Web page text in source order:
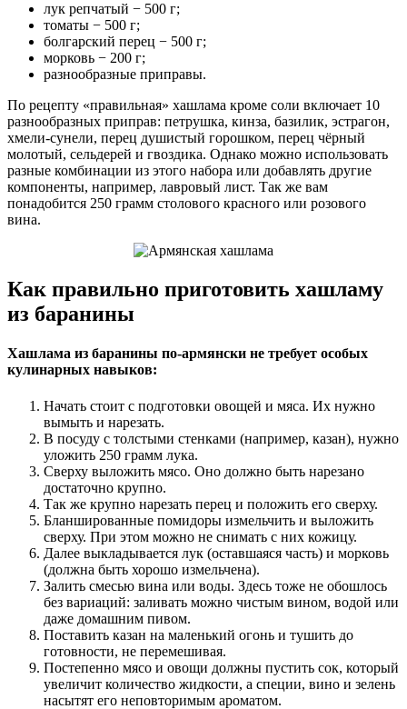
лук репчатый − 500 г;
томаты − 500 г;
болгарский перец − 500 г;
морковь − 200 г;
разнообразные приправы.
По рецепту «правильная» хашлама кроме соли включает 10
разнообразных приправ: петрушка, кинза, базилик, эстрагон,
хмели-сунели, перец душистый горошком, перец чёрный
молотый, сельдерей и гвоздика. Однако можно использовать
разные комбинации из этого набора или добавлять другие
компоненты, например, лавровый лист. Так же вам
понадобится 250 грамм столового красного или розового
вина.
Как правильно приготовить хашламу
из баранины
Хашлама из баранины по-армянски не требует особых
кулинарных навыков:
Начать стоит с подготовки овощей и мяса. Их нужно
вымыть и нарезать.
В посуду с толстыми стенками (например, казан), нужно
уложить 250 грамм лука.
Сверху выложить мясо. Оно должно быть нарезано
достаточно крупно.
Так же крупно нарезать перец и положить его сверху.
Бланшированные помидоры измельчить и выложить
сверху. При этом можно не снимать с них кожицу.
Далее выкладывается лук (оставшаяся часть) и морковь
(должна быть хорошо измельчена).
Залить смесью вина или воды. Здесь тоже не обошлось
без вариаций: заливать можно чистым вином, водой или
даже домашним пивом.
Поставить казан на маленький огонь и тушить до
готовности, не перемешивая.
Постепенно мясо и овощи должны пустить сок, который
увеличит количество жидкости, а специи, вино и зелень
насытят его неповторимым ароматом.